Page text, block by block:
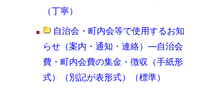
（丁寧）
自治会・町内会等で使用するお知
らせ（案内・通知・連絡）―自治会
費・町内会費の集金・徴収（手紙形
式）（別記が表形式）（標準）